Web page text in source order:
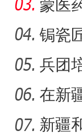
蒙医
锔瓷
兵团
能
在新
新疆